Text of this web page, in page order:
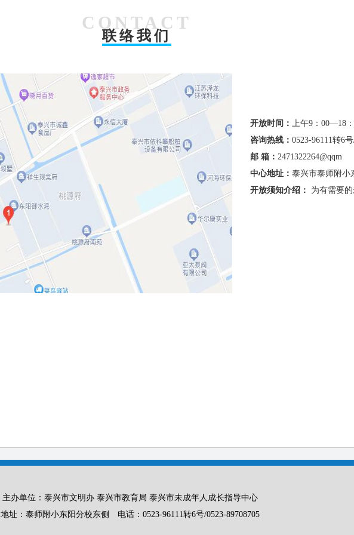
CONTACT
联络我们
开放时间： 上午9：00—18
咨询热线： 0523-96111转6
邮 箱： 2471322264@qqm
中心地址： 泰兴市泰师附小
开放须知介绍：
为有需要
主办单位：泰兴市文明办 泰兴市教育局 泰兴市未成年人成长指导中心
地址：泰师附小东阳分校东侧
电话：0523-96111转6号/0523-89708705